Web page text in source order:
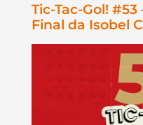
Tic-Tac-Gol!
Final da Isobel